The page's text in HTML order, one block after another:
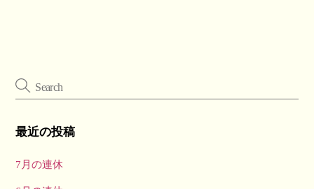
最近の投稿
7月の連休